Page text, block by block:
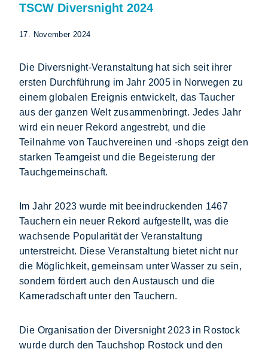
TSCW Diversnight 2024
17. November 2024
Die Diversnight-Veranstaltung hat sich seit ihrer
ersten Durchführung im Jahr 2005 in Norwegen zu
einem globalen Ereignis entwickelt, das Taucher
aus der ganzen Welt zusammenbringt. Jedes Jahr
wird ein neuer Rekord angestrebt, und die
Teilnahme von Tauchvereinen und -shops zeigt den
starken Teamgeist und die Begeisterung der
Tauchgemeinschaft.
Im Jahr 2023 wurde mit beeindruckenden 1467
Tauchern ein neuer Rekord aufgestellt, was die
wachsende Popularität der Veranstaltung
unterstreicht. Diese Veranstaltung bietet nicht nur
die Möglichkeit, gemeinsam unter Wasser zu sein,
sondern fördert auch den Austausch und die
Kameradschaft unter den Tauchern.
Die Organisation der Diversnight 2023 in Rostock
wurde durch den Tauchshop Rostock und den